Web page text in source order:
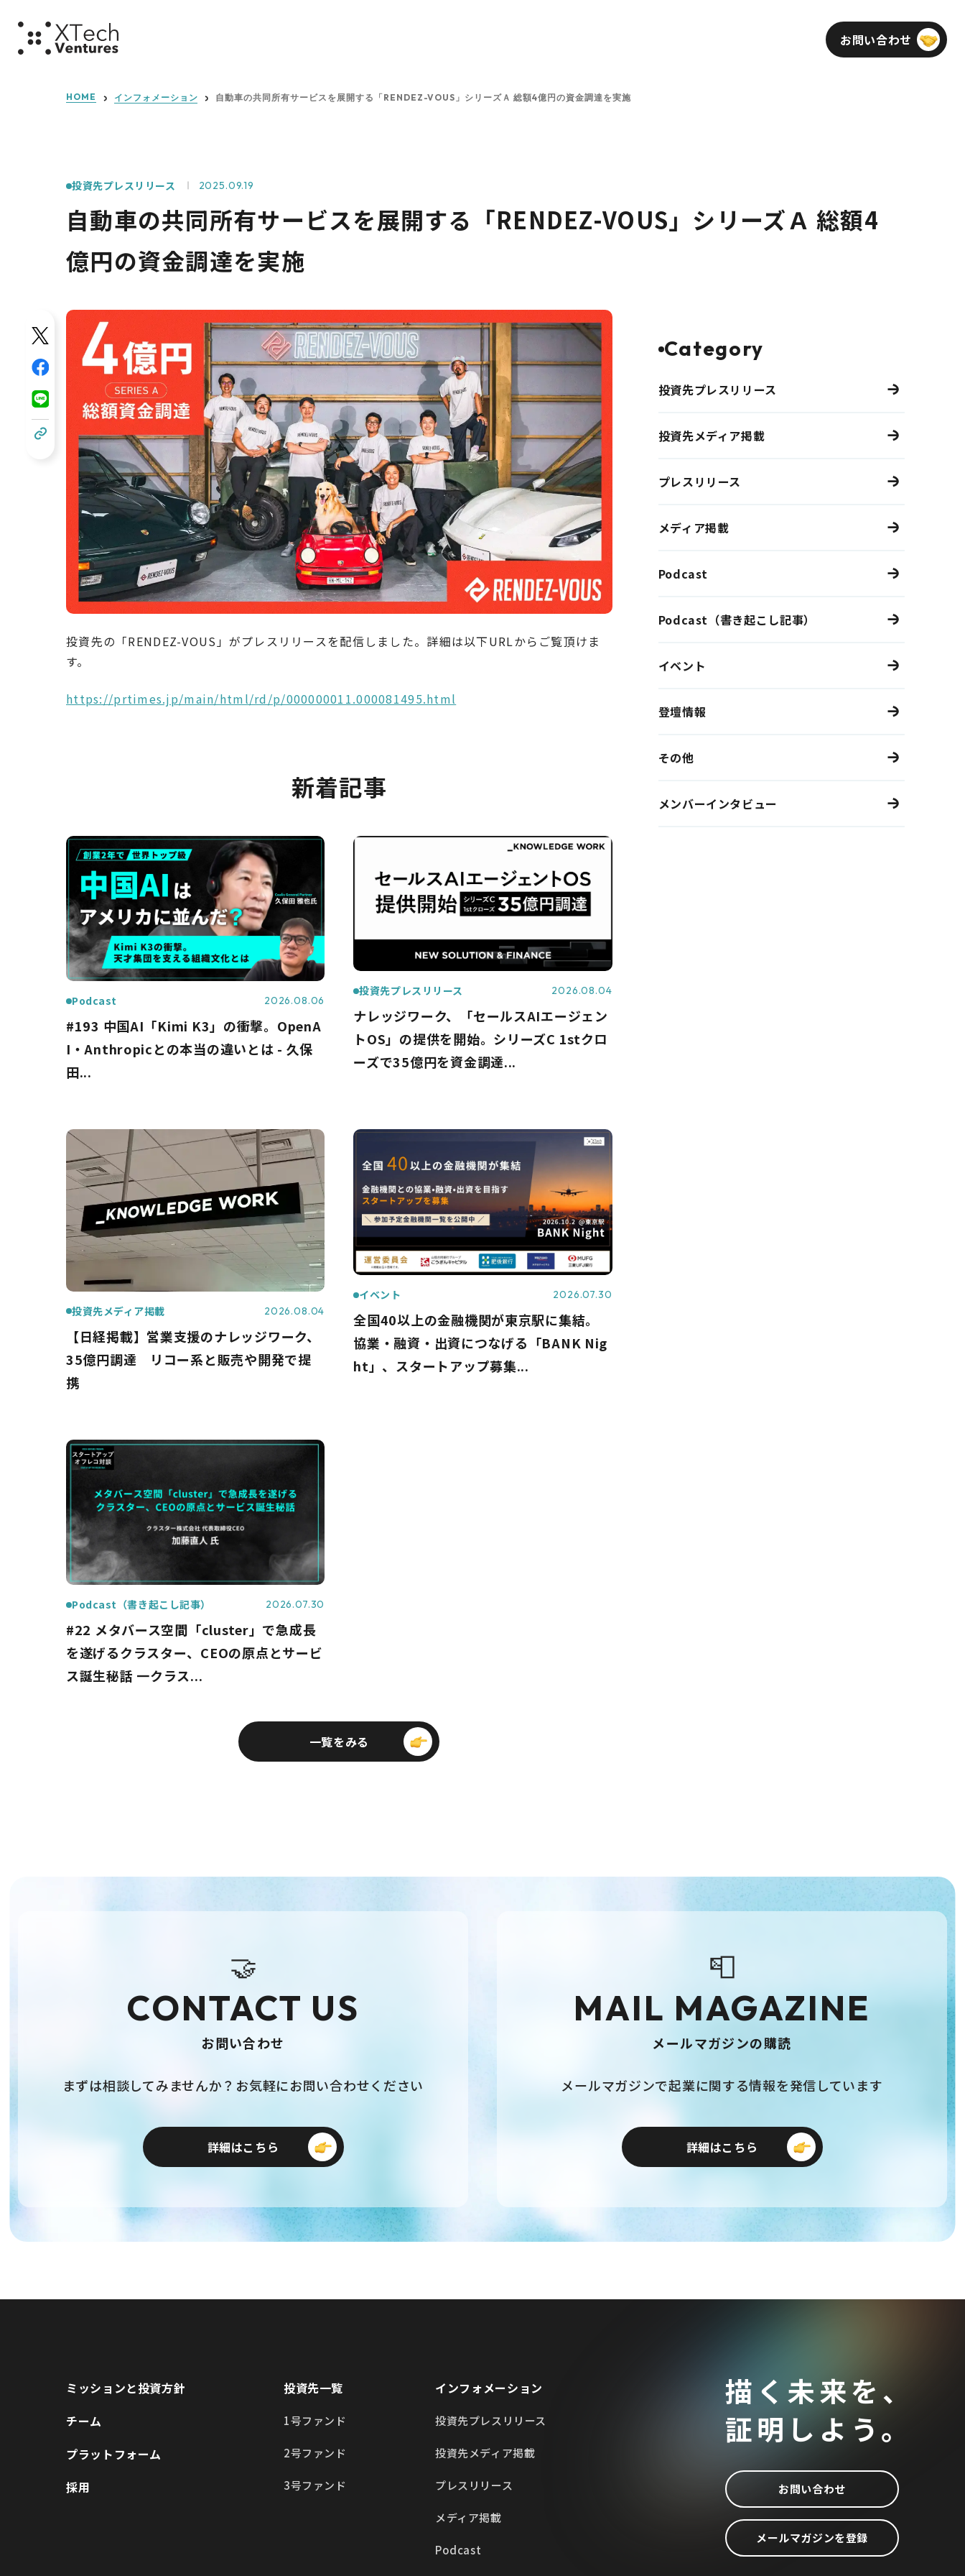
お問い合わせ
HOME インフォメーション 自動車の共同所有サービスを展開する「RENDEZ-VOUS」シリーズＡ 総額4億円の資金調達を実施
投資先プレスリリース 2025.09.19
自動車の共同所有サービスを展開する「RENDEZ-VOUS」シリーズＡ 総額4
億円の資金調達を実施
投資先の「RENDEZ-VOUS 」 がプレスリリースを配信しました。詳細は以下URLからご覧頂けま
す。
https://prtimes.jp/main/html/rd/p/000000011.000081495.html
新着記事
Podcast 2026.08.06
#193 中国AI「Kimi K3」の衝撃。OpenA
I・Anthropicとの本当の違いとは - 久保
田...
投資先プレスリリース 2026.08.04
ナレッジワーク、「セールスAIエージェン
トOS」の提供を開始。シリーズC 1stクロ
ーズで35億円を資金調達...
投資先メディア掲載 2026.08.04
【日経掲載】営業支援のナレッジワーク、
35億円調達 リコー系と販売や開発で提
携
イベント 2026.07.30
全国40以上の金融機関が東京駅に集結。
協業・融資・出資につなげる「BANK Nig
ht」、スタートアップ募集...
Podcast（書き起こし記事） 2026.07.30
#22 メタバース空間「cluster」で急成長
を遂げるクラスター、CEOの原点とサービ
ス誕生秘話 一クラス...
一覧をみる
Category
投資先プレスリリース
投資先メディア掲載
プレスリリース
メディア掲載
Podcast
Podcast（書き起こし記事）
イベント
登壇情報
その他
メンバーインタビュー
🤝
CONTACT US
お問い合わせ
まずは相談してみませんか？お気軽にお問い合わせください
詳細はこちら
📮
MAIL MAGAZINE
メールマガジンの購読
メールマガジンで起業に関する情報を発信しています
詳細はこちら
ミッションと投資方針
チーム
プラットフォーム
採用
投資先一覧
1号ファンド
2号ファンド
3号ファンド
インフォメーション
投資先プレスリリース
投資先メディア掲載
プレスリリース
メディア掲載
Podcast
描く未来を、
証明しよう。
お問い合わせ
メールマガジンを登録